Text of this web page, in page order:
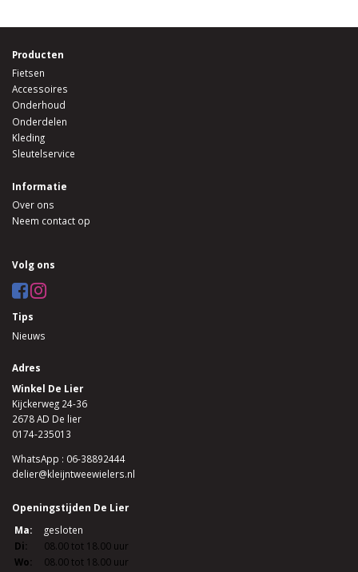
Producten
Fietsen
Accessoires
Onderhoud
Onderdelen
Kleding
Sleutelservice
Informatie
Over ons
Neem contact op
Volg ons
Tips
Nieuws
Adres
Winkel De Lier
Kijckerweg 24-36
2678 AD De lier
0174-235013
WhatsApp : 06-38892444
delier@kleijntweewielers.nl
Openingstijden De Lier
Ma:
gesloten
Di:
08.00 tot 18.00 uur
Wo:
08.00 tot 18.00 uur